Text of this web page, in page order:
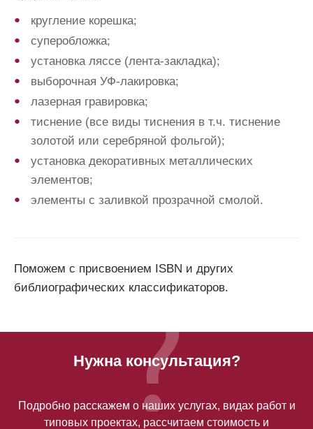
кругление корешка;
суперобложка;
установка ляссе (лента-закладка);
выборочная УФ-лакировка;
лазерная гравировка;
тиснение (все виды тиснения в т.ч. тиснение
золотой или серебряной фольгой);
установка декоративных металлических
элементов;
элементы с заливкой прозрачной смолой.
Поможем с присвоением ISBN и других
библиографических классификаторов.
Нужна консультация?
Подробно расскажем о наших услугах, видах работ и
типовых проектах, рассчитаем стоимость и